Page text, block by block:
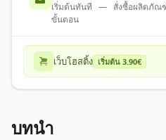
เริ่มต้นทันที — สั่งซื้อผลิตภัณฑ์
ขั้นตอน
เว็บโฮสติ้ง เริ่มต้น 3.90€
บทนำ